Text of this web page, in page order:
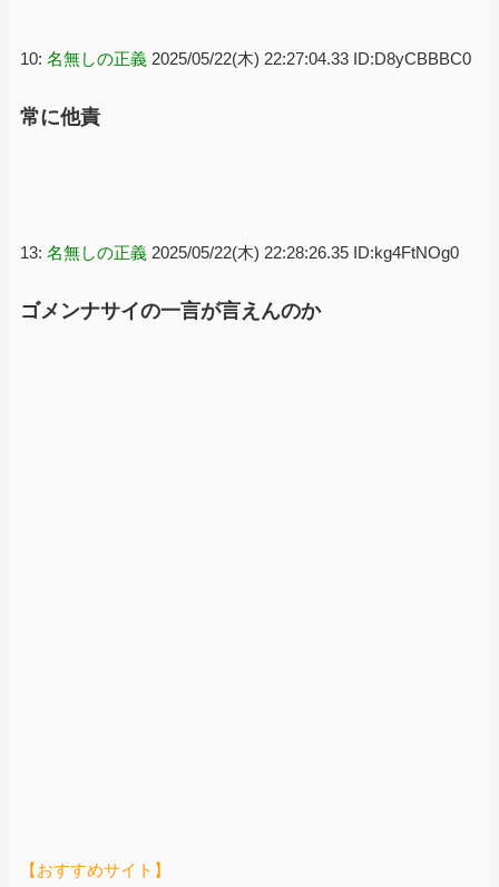
10: 名無しの正義 2025/05/22(木) 22:27:04.33 ID:D8yCBBBC0
常に他責
13: 名無しの正義 2025/05/22(木) 22:28:26.35 ID:kg4FtNOg0
ゴメンナサイの一言が言えんのか
【おすすめサイト】